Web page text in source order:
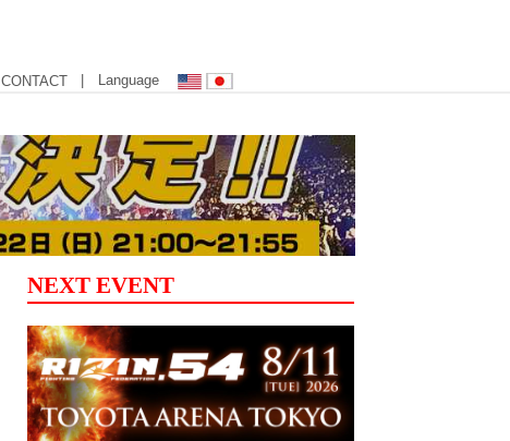
CONTACT | Language
NEXT EVENT